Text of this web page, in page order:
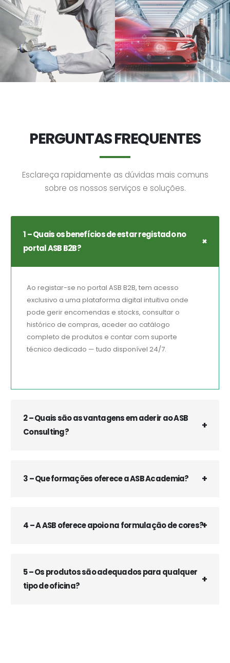
PERGUNTAS FREQUENTES
Esclareça rapidamente as dúvidas mais comuns
sobre os nossos serviços e soluções.
1 – Quais os benefícios de estar registado no
portal ASB B2B?
Ao registar-se no portal ASB B2B, tem acesso
exclusivo a uma plataforma digital intuitiva onde
pode gerir encomendas e stocks, consultar o
histórico de compras, aceder ao catálogo
completo de produtos e contar com suporte
técnico dedicado — tudo disponível 24/7.
2 – Quais são as vantagens em aderir ao ASB
Consulting?
3 – Que formações oferece a ASB Academia?
4 – A ASB oferece apoio na formulação de cores?
5 – Os produtos são adequados para qualquer
tipo de oficina?